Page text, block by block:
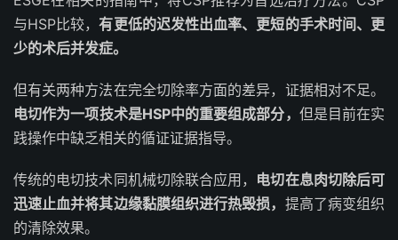
与HSP比较，有更低的迟发性出血率、更短的手术时间、更
少的术后并发症。
但有关两种方法在完全切除率方面的差异，证据相对不足。
电切作为一项技术是HSP中的重要组成部分， 但是目前在实
践操作中缺乏相关的循证证据指导。
传统的电切技术同机械切除联合应用， 电切在息肉切除后可
迅速止血并将其边缘黏膜组织进行热毁损， 提高了病变组织
的清除效果。